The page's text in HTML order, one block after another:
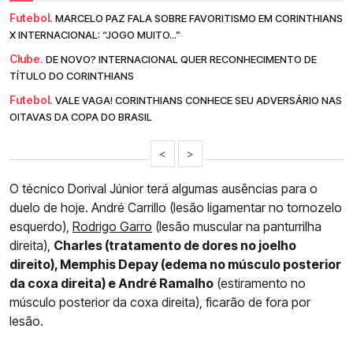
Futebol. MARCELO PAZ FALA SOBRE FAVORITISMO EM CORINTHIANS
X INTERNACIONAL: “JOGO MUITO...”
Clube. DE NOVO? INTERNACIONAL QUER RECONHECIMENTO DE
TÍTULO DO CORINTHIANS
Futebol. VALE VAGA! CORINTHIANS CONHECE SEU ADVERSÁRIO NAS
OITAVAS DA COPA DO BRASIL
< >
O técnico Dorival Júnior terá algumas ausências para o
duelo de hoje. André Carrillo (lesão ligamentar no tornozelo
esquerdo), Rodrigo Garro (lesão muscular na panturrilha
direita), Charles (tratamento de dores no joelho
direito), Memphis Depay (edema no músculo posterior
da coxa direita) e André Ramalho (estiramento no
músculo posterior da coxa direita), ficarão de fora por
lesão.